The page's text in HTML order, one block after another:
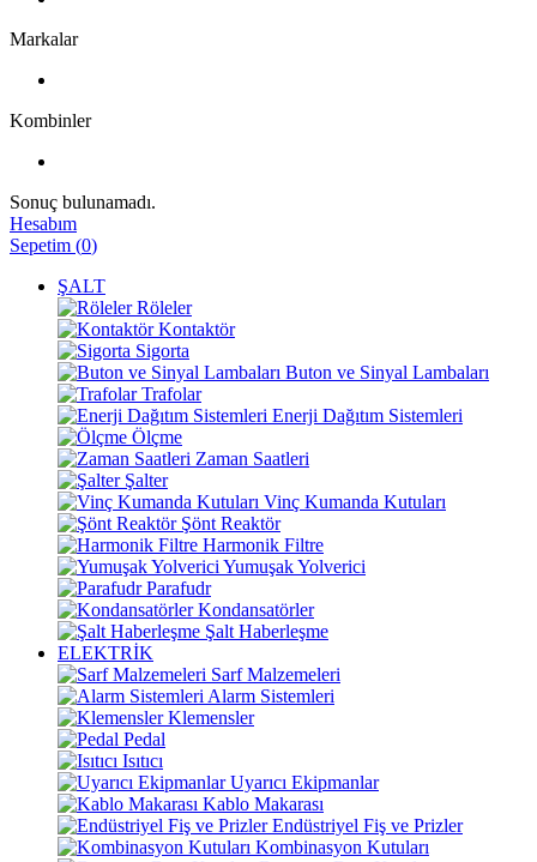
Markalar
Kombinler
Sonuç bulunamadı.
Hesabım
Sepetim (0)
ŞALT
Röleler
Kontaktör
Sigorta
Buton ve Sinyal Lambaları
Trafolar
Enerji Dağıtım Sistemleri
Ölçme
Zaman Saatleri
Şalter
Vinç Kumanda Kutuları
Şönt Reaktör
Harmonik Filtre
Yumuşak Yolverici
Parafudr
Kondansatörler
Şalt Haberleşme
ELEKTRİK
Sarf Malzemeleri
Alarm Sistemleri
Klemensler
Pedal
Isıtıcı
Uyarıcı Ekipmanlar
Kablo Makarası
Endüstriyel Fiş ve Prizler
Kombinasyon Kutuları